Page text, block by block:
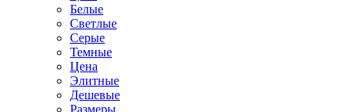
Белые
Светлые
Серые
Темные
Цена
Элитные
Дешевые
Размеры